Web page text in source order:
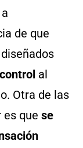
de que
diseñados
al
Otra de las
que se